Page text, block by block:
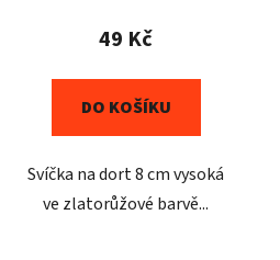
49 Kč
DO KOŠÍKU
Svíčka na dort 8 cm vysoká
ve zlatorůžové barvě...